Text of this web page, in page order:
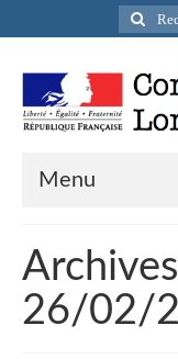
:
Menu
Infos pratiques
26/02/